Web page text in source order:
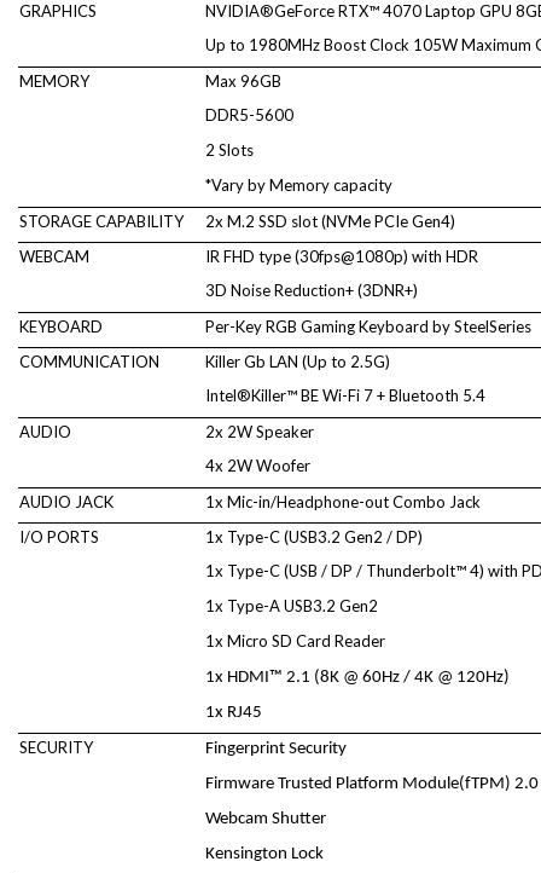
GRAPHICS
NVIDIA®GeForce RTX™ 4070 Laptop GPU
Up to 1980MHz Boost Clock 105W Maximum
MEMORY
Max 96GB
DDR5-5600
2 Slots
*Vary by Memory capacity
STORAGE CAPABILITY
2x M.2 SSD slot (NVMe PCIe Gen4)
WEBCAM
IR FHD type (30fps@1080p) with HDR
3D Noise Reduction+ (3DNR+)
KEYBOARD
Per-Key RGB Gaming Keyboard by SteelSeries
COMMUNICATION
Killer Gb LAN (Up to 2.5G)
Intel®Killer™ BE Wi-Fi 7 + Bluetooth 5.4
AUDIO
2x 2W Speaker
4x 2W Woofer
AUDIO JACK
1x Mic-in/Headphone-out Combo Jack
I/O PORTS
1x Type-C (USB3.2 Gen2 / DP)
1x Type-C (USB / DP / Thunderbolt™ 4) with
1x Type-A USB3.2 Gen2
1x Micro SD Card Reader
1x HDMI™ 2.1 (8K @ 60Hz / 4K @ 120Hz)
1x RJ45
SECURITY
Fingerprint Security
Firmware Trusted Platform Module(fTPM) 2.0
Webcam Shutter
Kensington Lock